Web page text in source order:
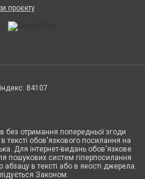
проєкту
84107
без отримання попередньої згоди
обов'язкового посилання на
Для інтернет-видань обов'язкове
пошукових систем гіперпосилання
абзацу в тексті або в якості джерела.
Законом.